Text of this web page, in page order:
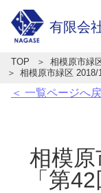
有限会
TOP
相模原市緑
相模原市緑区 2018/
＜ 一覧ページへ
相模
「第